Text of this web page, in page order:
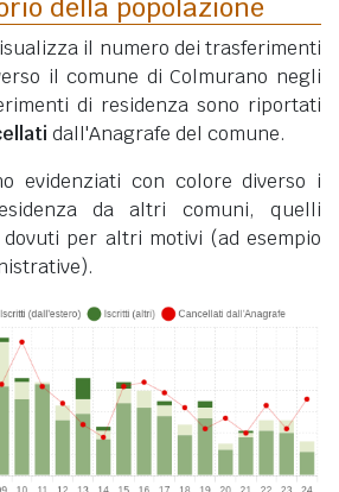
della popolazione
il numero dei trasferimenti
il comune di Colmurano negli
di residenza sono riportati
dall'Anagrafe del comune.
evidenziati con colore diverso i
da altri comuni, quelli
per altri motivi (ad esempio